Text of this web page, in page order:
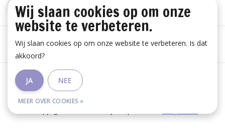
ABONNEER
Algemene voorwaarden
Wij slaan cookies op om onze
website te verbeteren.
Wij slaan cookies op om onze website te verbeteren. Is dat
akkoord?
JA NEE
MEER OVER COOKIES »